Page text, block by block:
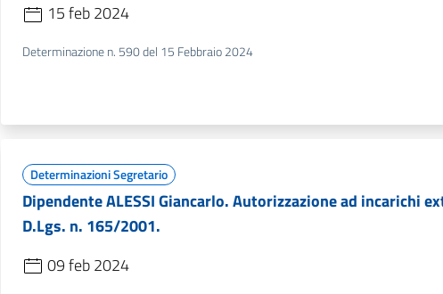
15 feb 2024
Determinazione n. 590 del 15 Febbraio 2024
Determinazioni Segretario
Dipendente ALESSI Giancarlo. Autorizzazione ad incarichi
D.Lgs. n. 165/2001.
09 feb 2024